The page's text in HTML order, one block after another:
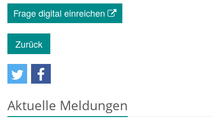
Frage digital einreichen
Zurück
Aktuelle Meldungen